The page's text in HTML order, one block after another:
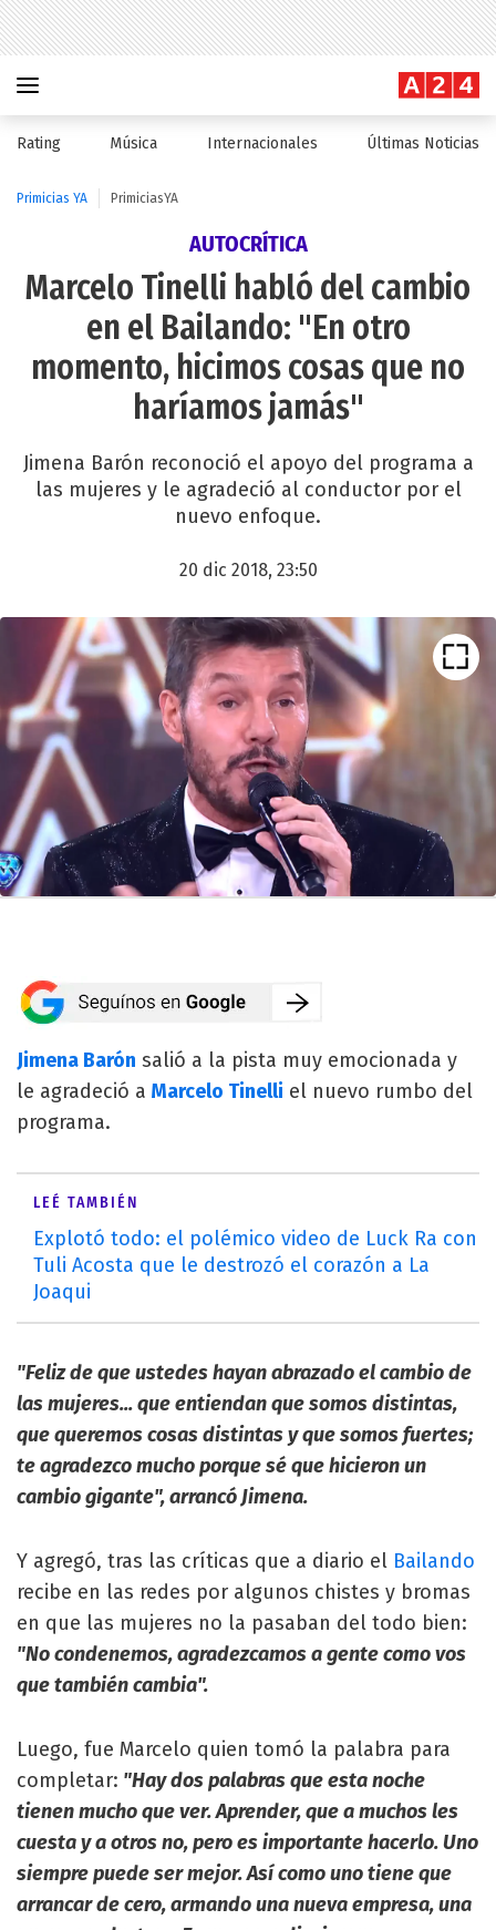
Rating Música Internacionales Últimas Noticias
Primicias YA PrimiciasYA
AUTOCRÍTICA
Marcelo Tinelli habló del cambio
en el Bailando: "En otro
momento, hicimos cosas que no
haríamos jamás"
Jimena Barón reconoció el apoyo del programa a
las mujeres y le agradeció al conductor por el
nuevo enfoque.
20 dic 2018, 23:50
Jimena Barón salió a la pista muy emocionada y
le agradeció a Marcelo Tinelli el nuevo rumbo del
programa.
LEÉ TAMBIÉN
Explotó todo: el polémico video de Luck Ra con
Tuli Acosta que le destrozó el corazón a La
Joaqui
"Feliz de que ustedes hayan abrazado el cambio de
las mujeres... que entiendan que somos distintas,
que queremos cosas distintas y que somos fuertes;
te agradezco mucho porque sé que hicieron un
cambio gigante", arrancó Jimena.
Y agregó, tras las críticas que a diario el Bailando
recibe en las redes por algunos chistes y bromas
en que las mujeres no la pasaban del todo bien:
"No condenemos, agradezcamos a gente como vos
que también cambia".
Luego, fue Marcelo quien tomó la palabra para
completar: "Hay dos palabras que esta noche
tienen mucho que ver. Aprender, que a muchos les
cuesta y a otros no, pero es importante hacerlo. Uno
siempre puede ser mejor. Así como uno tiene que
arrancar de cero, armando una nueva empresa, una